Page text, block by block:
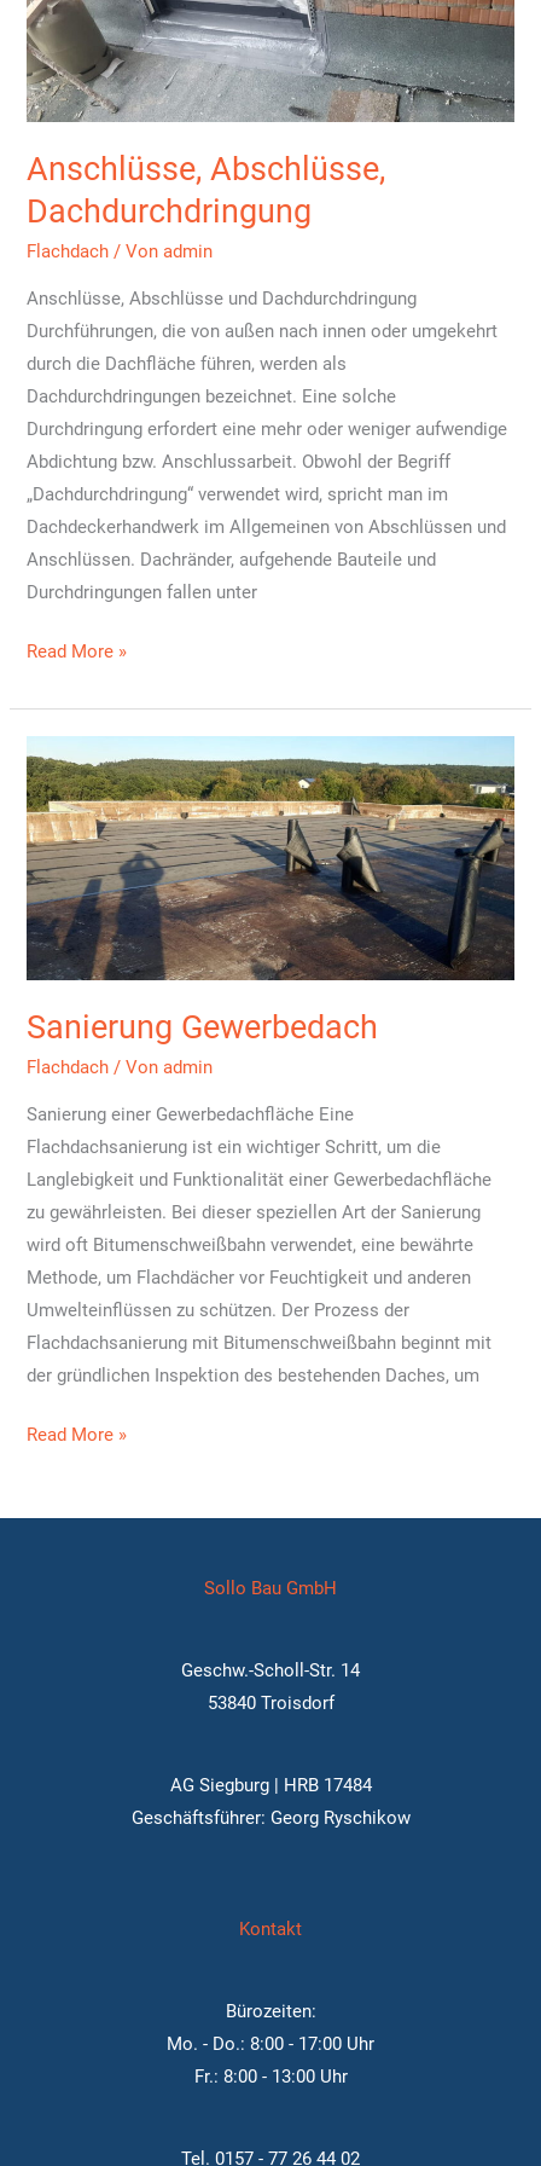
Anschlüsse, Abschlüsse,
Dachdurchdringung
Flachdach / Vonadmin
Anschlüsse, Abschlüsse und Dachdurchdringung
Durchführungen, die von außen nach innen oder umgekehrt
durch die Dachfläche führen, werden als
Dachdurchdringungen bezeichnet. Eine solche
Durchdringung erfordert eine mehr oder weniger aufwendige
Abdichtung bzw. Anschlussarbeit. Obwohl der Begriff
„Dachdurchdringung“ verwendet wird, spricht man im
Dachdeckerhandwerk im Allgemeinen von Abschlüssen und
Anschlüssen. Dachränder, aufgehende Bauteile und
Durchdringungen fallen unter
Anschlüsse,
Dachdurchdringung
Read More »
Sanierung Gewerbedach
Flachdach / Vonadmin
Sanierung einer Gewerbedachfläche Eine
Flachdachsanierung ist ein wichtiger Schritt, um die
Langlebigkeit und Funktionalität einer Gewerbedachfläche
zu gewährleisten. Bei dieser speziellen Art der Sanierung
wird oft Bitumenschweißbahn verwendet, eine bewährte
Methode, um Flachdächer vor Feuchtigkeit und anderen
Umwelteinflüssen zu schützen. Der Prozess der
Flachdachsanierung mit Bitumenschweißbahn beginnt mit
der gründlichen Inspektion des bestehenden Daches, um
Sanierung
Read More »
Sollo Bau GmbH
Geschw.-Scholl-Str. 14
53840 Troisdorf
AG Siegburg | HRB 17484
Geschäftsführer: Georg Ryschikow
Kontakt
Bürozeiten:
Mo. - Do.: 8:00 - 17:00 Uhr
Fr.: 8:00 - 13:00 Uhr
Tel. 0157 - 77 26 44 02